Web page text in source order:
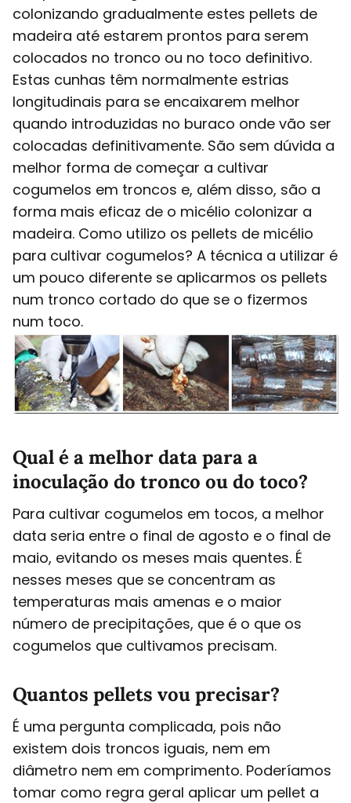
colonizando gradualmente estes pellets de
madeira até estarem prontos para serem
colocados no tronco ou no toco definitivo.
Estas cunhas têm normalmente estrias
longitudinais para se encaixarem melhor
quando introduzidas no buraco onde vão ser
colocadas definitivamente. São sem dúvida a
melhor forma de começar a cultivar
cogumelos em troncos e, além disso, são a
forma mais eficaz de o micélio colonizar a
madeira. Como utilizo os pellets de micélio
para cultivar cogumelos? A técnica a utilizar é
um pouco diferente se aplicarmos os pellets
num tronco cortado do que se o fizermos
num toco.
Qual é a melhor data para a
inoculação do tronco ou do toco?
Para cultivar cogumelos em tocos, a melhor
data seria entre o final de agosto e o final de
maio, evitando os meses mais quentes. É
nesses meses que se concentram as
temperaturas mais amenas e o maior
número de precipitações, que é o que os
cogumelos que cultivamos precisam.
Quantos pellets vou precisar?
É uma pergunta complicada, pois não
existem dois troncos iguais, nem em
diâmetro nem em comprimento. Poderíamos
tomar como regra geral aplicar um pellet a